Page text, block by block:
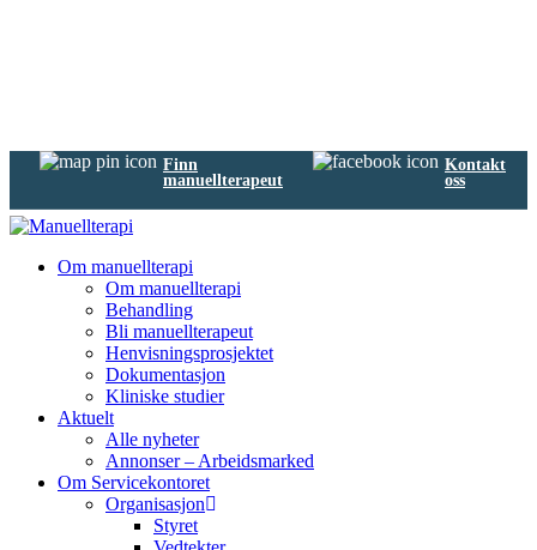
Finn
manuellterapeut
Kontakt
oss
Om manuellterapi
Om manuellterapi
Behandling
Bli manuellterapeut
Henvisningsprosjektet
Dokumentasjon
Kliniske studier
Aktuelt
Alle nyheter
Annonser – Arbeidsmarked
Om Servicekontoret
Organisasjon
Styret